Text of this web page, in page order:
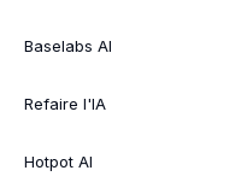
Baselabs AI
Refaire l'IA
Hotpot AI